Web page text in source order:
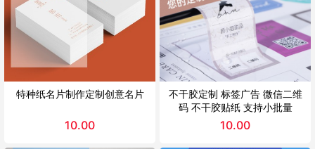
特种纸名片制作定制创意名片
10.00
不干胶定制 标签广告 微信二维
码 不干胶贴纸 支持小批量
10.00